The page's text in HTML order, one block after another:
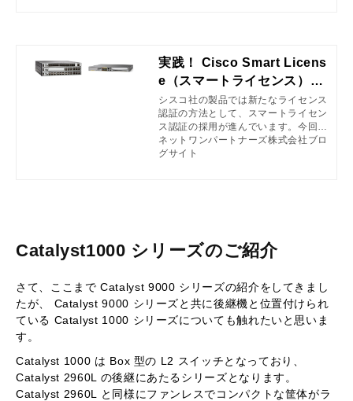
実践！ Cisco Smart Licens
e（スマートライセンス）第
2回
シスコ社の製品では新たなライセンス
認証の方法として、スマートライセン
ス認証の採用が進んでいます。今回の
ブログでは、前回の続きとしてライセ
ンス予約方式（SLR: Specific Licens
ネットワンパートナーズ株式会社ブロ
グサイト
Catalyst1000 シリーズのご紹介
さて、ここまで Catalyst 9000 シリーズの紹介をしてきまし
たが、 Catalyst 9000 シリーズと共に後継機と位置付けられ
ている Catalyst 1000 シリーズについても触れたいと思いま
す。
Catalyst 1000 は Box 型の L2 スイッチとなっており、
Catalyst 2960L の後継にあたるシリーズとなります。
Catalyst 2960L と同様にファンレスでコンパクトな筐体がラ